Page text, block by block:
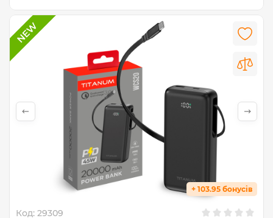
+ 103.95 бонусів
Код: 29309